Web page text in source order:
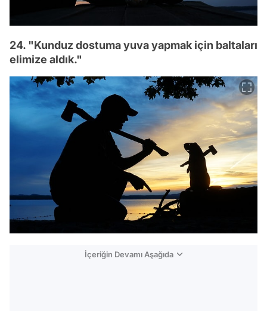
24. "Kunduz dostuma yuva yapmak için baltaları
elimize aldık."
İçeriğin Devamı Aşağıda